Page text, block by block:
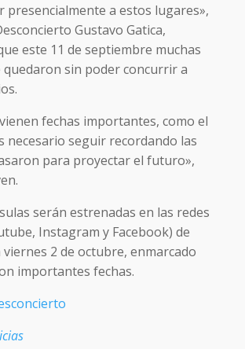
presencialmente a estos lugares»,
Gustavo Gatica,
este 11 de septiembre muchas
quedaron sin poder concurrir a
fechas importantes, como el
necesario seguir recordando las
para proyectar el futuro»,
serán estrenadas en las redes
Instagram y Facebook) de
viernes 2 de octubre, enmarcado
importantes fechas.